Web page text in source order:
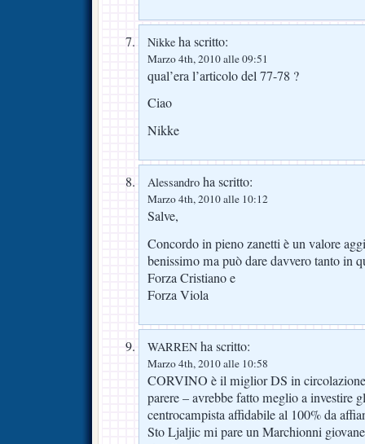
Nikke ha scritto:
Marzo 4th, 2010 alle 09:51
qual’era l’articolo del 77-78 ?
Ciao
Nikke
Alessandro ha scritto:
Marzo 4th, 2010 alle 10:12
Salve,
Concordo in pieno zanetti è un valore
benissimo ma può dare davvero tanto in
Forza Cristiano e
Forza Viola
WARREN ha scritto:
Marzo 4th, 2010 alle 10:58
CORVINO è il miglior DS in
parere – avrebbe fatto meglio a
centrocampista affidabile al 100% da
Sto Ljaljic mi pare un Marchionni